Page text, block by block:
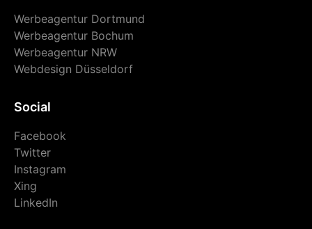
Werbeagentur Dortmund
Werbeagentur Bochum
Werbeagentur NRW
Webdesign Düsseldorf
Social
Facebook
Twitter
Instagram
Xing
LinkedIn